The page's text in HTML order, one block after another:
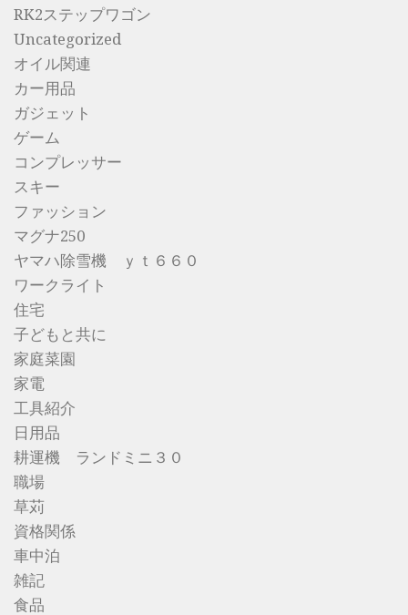
RK2ステップワゴン
Uncategorized
オイル関連
カー用品
ガジェット
ゲーム
コンプレッサー
スキー
ファッション
マグナ250
ヤマハ除雪機 ｙｔ６６０
ワークライト
住宅
子どもと共に
家庭菜園
家電
工具紹介
日用品
耕運機 ランドミニ３０
職場
草苅
資格関係
車中泊
雑記
食品